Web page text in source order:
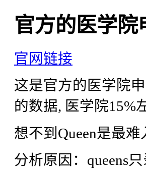
官方的医学
官网链接
这是官方的医学院
的数据, 医学院15%
想不到Queen是最
分析原因：queens